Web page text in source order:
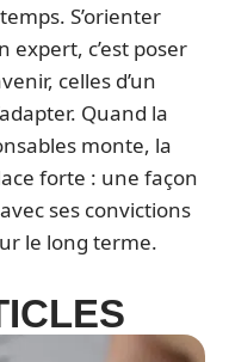
S’orienter
expert, c’est poser
celles d’un
Quand la
monte, la
forte : une façon
ses convictions
le long terme.